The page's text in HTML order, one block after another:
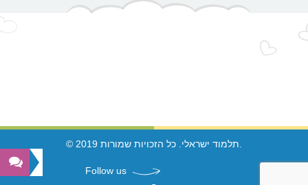
© 2019 תלמוד ישראלי. כל הזכויות שמורות.
Follow us